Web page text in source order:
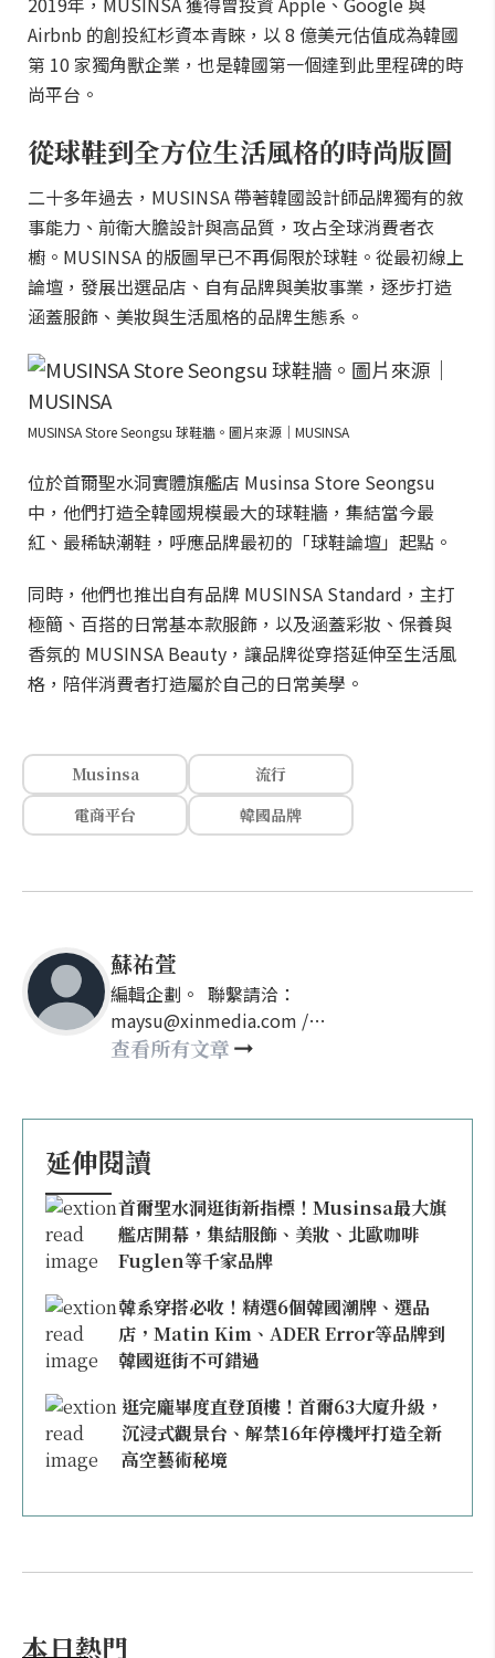
Airbnb 的創投紅杉資本青睞，以 8 億美元估值成為韓國
第 10 家獨角獸企業，也是韓國第一個達到此里程碑的時
尚平台。
從球鞋到全方位生活風格的時尚版圖
二十多年過去，MUSINSA 帶著韓國設計師品牌獨有的敘
事能力、前衛大膽設計與高品質，攻占全球消費者衣
櫥。MUSINSA 的版圖早已不再侷限於球鞋。從最初線上
論壇，發展出選品店、自有品牌與美妝事業，逐步打造
涵蓋服飾、美妝與生活風格的品牌生態系。
MUSINSA Store Seongsu 球鞋牆。圖片來源｜MUSINSA
位於首爾聖水洞實體旗艦店 Musinsa Store Seongsu
中，他們打造全韓國規模最大的球鞋牆，集結當今最
紅、最稀缺潮鞋，呼應品牌最初的「球鞋論壇」起點。
同時，他們也推出自有品牌 MUSINSA Standard，主打
極簡、百搭的日常基本款服飾，以及涵蓋彩妝、保養與
香氛的 MUSINSA Beauty，讓品牌從穿搭延伸至生活風
格，陪伴消費者打造屬於自己的日常美學。
Musinsa
流行
電商平台
韓國品牌
蘇祐萱
編輯企劃。 聯繫請洽：
maysu@xinmedia.com /
may860527@gmail.com
查看所有文章
延伸閱讀
首爾聖水洞逛街新指標！Musinsa最大旗
艦店開幕，集結服飾、美妝、北歐咖啡
Fuglen等千家品牌
韓系穿搭必收！精選6個韓國潮牌、選品
店，Matin Kim、ADER Error等品牌到
韓國逛街不可錯過
逛完龐畢度直登頂樓！首爾63大廈升級，
沉浸式觀景台、解禁16年停機坪打造全新
高空藝術秘境
本日熱門